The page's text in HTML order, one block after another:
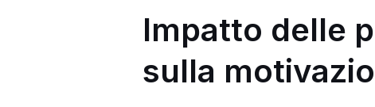
Impatto delle
sulla